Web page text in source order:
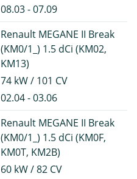
08.03 - 07.09
Renault MEGANE II Break
(KM0/1_) 1.5 dCi (KM02,
KM13)
74 kW / 101 CV
02.04 - 03.06
Renault MEGANE II Break
(KM0/1_) 1.5 dCi (KM0F,
KM0T, KM2B)
60 kW / 82 CV